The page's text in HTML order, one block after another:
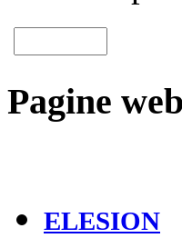
Pagine
ELESION